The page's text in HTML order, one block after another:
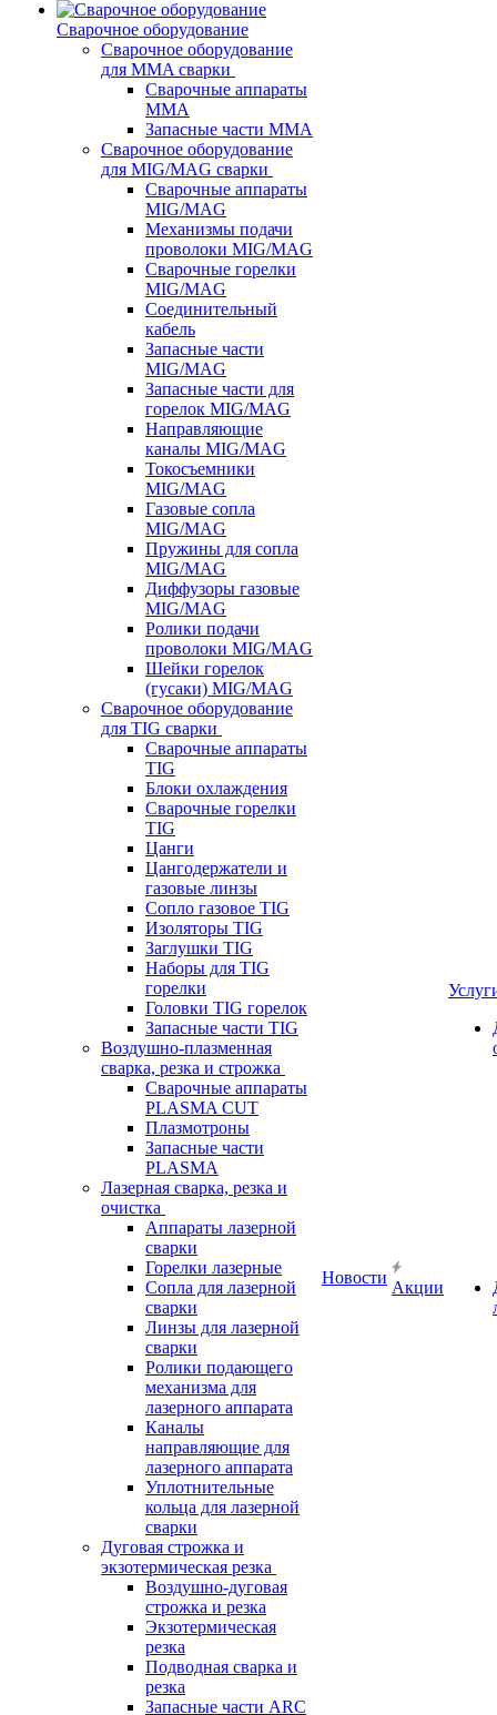
Сварочное оборудование
Сварочное оборудование
для MMA сварки
Сварочные аппараты
MMA
Запасные части MMA
Сварочное оборудование
для MIG/MAG сварки
Сварочные аппараты
MIG/MAG
Механизмы подачи
проволоки MIG/MAG
Сварочные горелки
MIG/MAG
Соединительный
кабель
Запасные части
MIG/MAG
Запасные части для
горелок MIG/MAG
Направляющие
каналы MIG/MAG
Токосъемники
MIG/MAG
Газовые сопла
MIG/MAG
Пружины для сопла
MIG/MAG
Диффузоры газовые
MIG/MAG
Ролики подачи
проволоки MIG/MAG
Шейки горелок
(гусаки) MIG/MAG
Сварочное оборудование
для TIG сварки
Сварочные аппараты
TIG
Блоки охлаждения
Сварочные горелки
TIG
Цанги
Цангодержатели и
газовые линзы
Сопло газовое TIG
Изоляторы TIG
Заглушки TIG
Наборы для TIG
горелки
Головки TIG горелок
Запасные части TIG
Воздушно-плазменная
сварка, резка и строжка
Сварочные аппараты
PLASMA CUT
Плазмотроны
Запасные части
PLASMA
Лазерная сварка, резка и
очистка
Аппараты лазерной
сварки
Горелки лазерные
Сопла для лазерной
сварки
Линзы для лазерной
сварки
Ролики подающего
механизма для
лазерного аппарата
Каналы
направляющие для
лазерного аппарата
Уплотнительные
кольца для лазерной
сварки
Дуговая строжка и
экзотермическая резка
Воздушно-дуговая
строжка и резка
Экзотермическая
резка
Подводная сварка и
резка
Запасные части ARC
Новости
Акции